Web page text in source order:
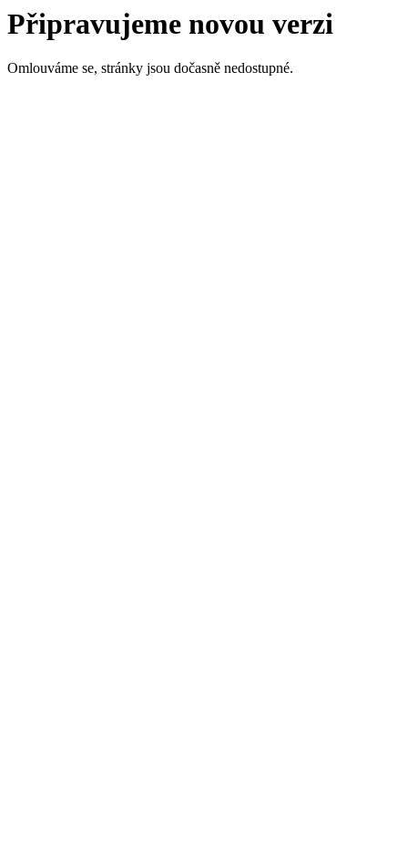
Připravujeme novou verzi
Omlouváme se, stránky jsou dočasně nedostupné.